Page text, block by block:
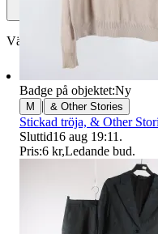
Välj till köparskydd
Badge på objektet:Ny
M | & Other Stories
Stickad tröja, & Other
Sluttid16 aug 19:11 .
Pris:6 kr,Ledande bud.